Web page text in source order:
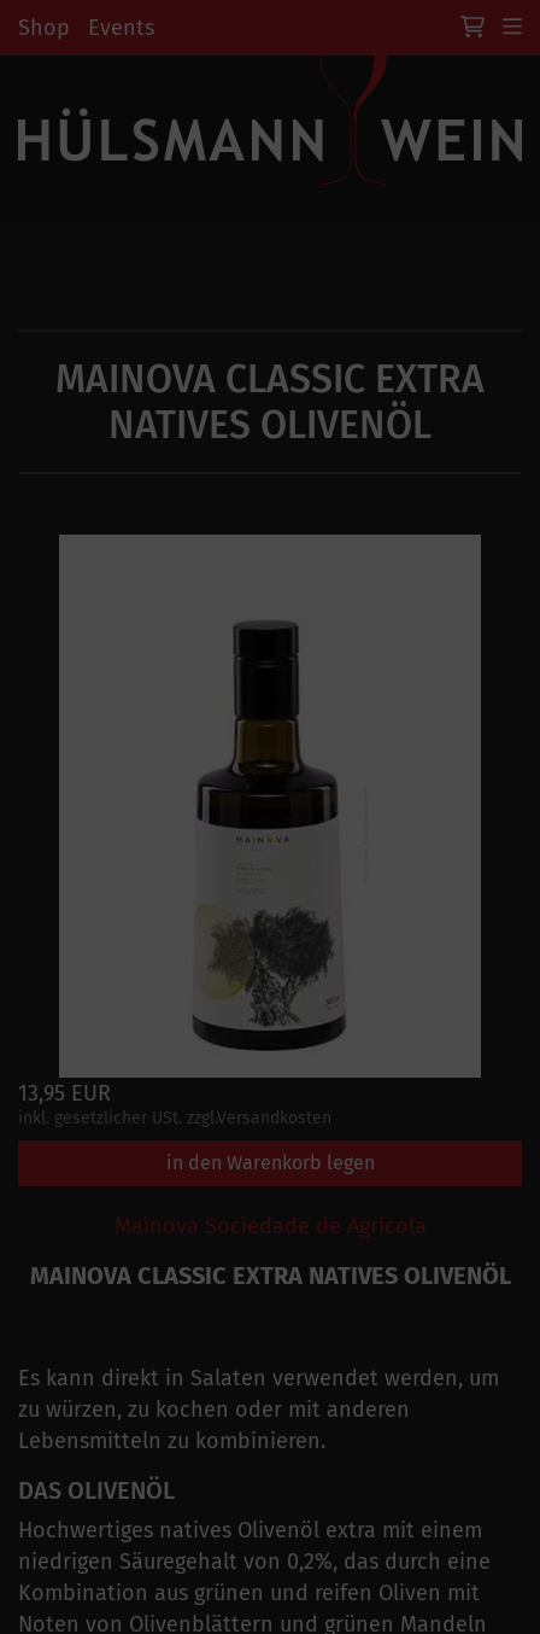
Shop Events
MAINOVA CLASSIC EXTRA
NATIVES OLIVENÖL
13,95 EUR
inkl. gesetzlicher USt. zzgl.Versandkosten
in den Warenkorb legen
Mainova Sociedade de Agricola
MAINOVA CLASSIC EXTRA NATIVES OLIVENÖL
Es kann direkt in Salaten verwendet werden, um
zu würzen, zu kochen oder mit anderen
Lebensmitteln zu kombinieren.
DAS OLIVENÖL
Hochwertiges natives Olivenöl extra mit einem
niedrigen Säuregehalt von 0,2%, das durch eine
Kombination aus grünen und reifen Oliven mit
Noten von Olivenblättern und grünen Mandeln